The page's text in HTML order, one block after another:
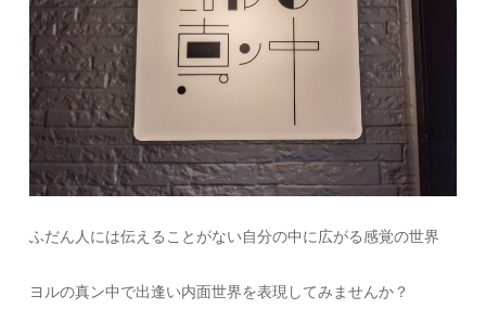
ふだん人には伝えることがない自分の中に広がる感覚の世界
ヨルの真ン中で出逢い内面世界を表現してみませんか？